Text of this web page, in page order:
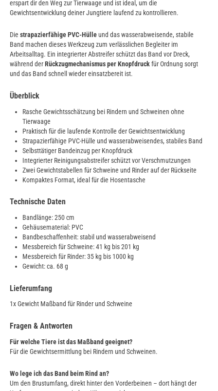
erspart dir den Weg zur Tierwaage und ist ideal, um die
Gewichtsentwicklung deiner Jungtiere laufend zu kontrollieren.
Die strapazierfähige PVC-Hülle und das wasserabweisende, stabile
Band machen dieses Werkzeug zum verlässlichen Begleiter im
Arbeitsalltag. Ein integrierter Abstreifer schützt das Band vor Dreck,
während derRückzugmechanismus per Knopfdruckfür Ordnung sorgt
und das Band schnell wieder einsatzbereit ist.
Überblick
Rasche Gewichtsschätzung bei Rindern und Schweinen ohne
Tierwaage
Praktisch für die laufende Kontrolle der Gewichtsentwicklung
Strapazierfähige PVC-Hülle und wasserabweisendes, stabiles Band
Selbsttätiger Bandeinzug per Knopfdruck
Integrierter Reinigungsabstreifer schützt vor Verschmutzungen
Zwei Gewichtstabellen für Schweine und Rinder auf der Rückseite
Kompaktes Format, ideal für die Hosentasche
Technische Daten
Bandlänge: 250 cm
Gehäusematerial: PVC
Bandbeschaffenheit: stabil und wasserabweisend
Messbereich für Schweine: 41 kg bis 201 kg
Messbereich für Rinder: 35 kg bis 1000 kg
Gewicht: ca. 68 g
Lieferumfang
1x Gewicht Maßband für Rinder und Schweine
Fragen & Antworten
Für welche Tiere ist das Maßband geeignet?
Für die Gewichtsermittlung bei Rindern und Schweinen.
Wo lege ich das Band beim Rind an?
Um den Brustumfang, direkt hinter den Vorderbeinen – dort hängt der